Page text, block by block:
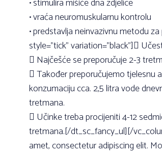
• stimulira mišiće dna zdjelice
• vraća neuromuskularnu kontrolu
• predstavlja neinvazivnu metodu
style=”tick” variation=”black”]
 Najčešće se preporučuje 2-3
 Također preporučujemo tjelesnu
konzumaciju cca. 2,5 litra vode
tretmana.
 Učinke treba procijeniti 4-12
tretmana.[/dt_sc_fancy_ul][/
amet, consectetur adipiscing elit.